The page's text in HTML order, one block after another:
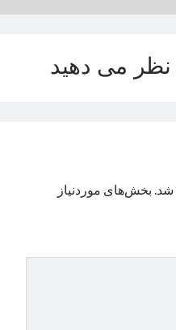
نظر می دهید
شد. بخش‌های موردنیاز